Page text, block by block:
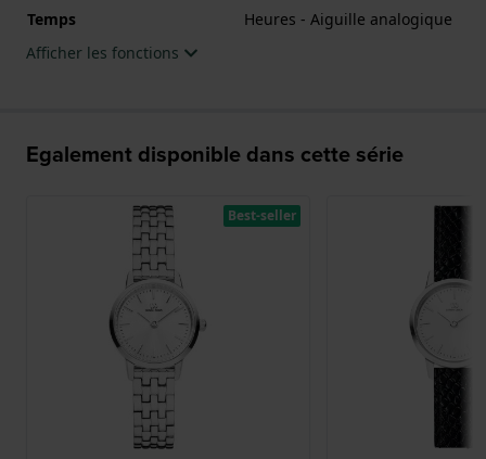
Temps
Heures - Aiguille analogique
Afficher les fonctions
Egalement disponible dans cette série
Best-seller